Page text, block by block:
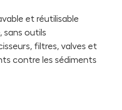
et réutilisable
sans outils
filtres, valves et
contre les sédiments